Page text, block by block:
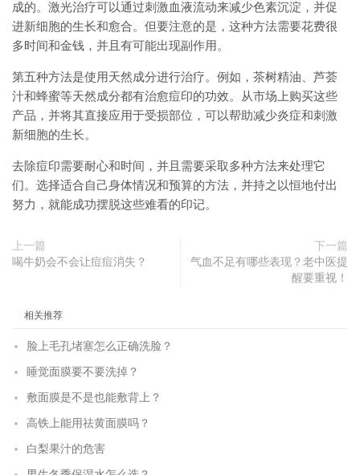
成的。激光治疗可以通过刺激血液流动来减少色素沉淀，并促
进新细胞的生长和愈合。但要注意的是，这种方法需要花费很
多时间和金钱，并且有可能出现副作用。
第五种方法是使用天然成分进行治疗。例如，茶树精油、芦荟
汁和蜂蜜等天然成分都有治愈痘印的功效。从市场上购买这些
产品，并将其直接应用于受损部位，可以帮助减少炎症和刺激
新细胞的生长。
去除痘印需要耐心和时间，并且需要采取多种方法来处理它
们。选择适合自己身体情况和预算的方法，并持之以恒地付出
努力，就能成功摆脱这些难看的印记。
上一篇
喝牛奶会不会让痘痘消失？
下一篇
气血不足有哪些表现？老中医提
醒要重视！
相关推荐
脸上毛孔堵塞怎么正确洗脸？
睡觉面膜要不要洗掉？
敷面膜是不是也能敷背上？
高铁上能用祛黄面膜吗？
白梨果汁的危害